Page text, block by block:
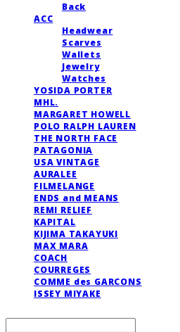
Back
ACC
Headwear
Scarves
Wallets
Jewelry
Watches
YOSIDA PORTER
MHL.
MARGARET HOWELL
POLO RALPH LAUREN
THE NORTH FACE
PATAGONIA
USA VINTAGE
AURALEE
FILMELANGE
ENDS and MEANS
REMI RELIEF
KAPITAL
KIJIMA TAKAYUKI
MAX MARA
COACH
COURREGES
COMME des GARCONS
ISSEY MIYAKE